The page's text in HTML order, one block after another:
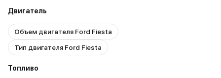
Двигатель
Объем двигателя Ford Fiesta
Тип двигателя Ford Fiesta
Топливо